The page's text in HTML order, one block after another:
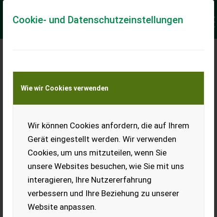
Cookie- und Datenschutzeinstellungen
Wie wir Cookies verwenden
Wir können Cookies anfordern, die auf Ihrem
Gerät eingestellt werden. Wir verwenden
Cookies, um uns mitzuteilen, wenn Sie
unsere Websites besuchen, wie Sie mit uns
interagieren, Ihre Nutzererfahrung
verbessern und Ihre Beziehung zu unserer
Website anpassen.
Meine Transportkostenanfrage
Transport von Land- und Baumaschinen –
KEINE Tiertransporte
Ladeort
Ort